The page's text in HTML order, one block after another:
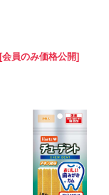
[会員のみ価格公開]